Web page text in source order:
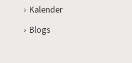
Kalender
Blogs